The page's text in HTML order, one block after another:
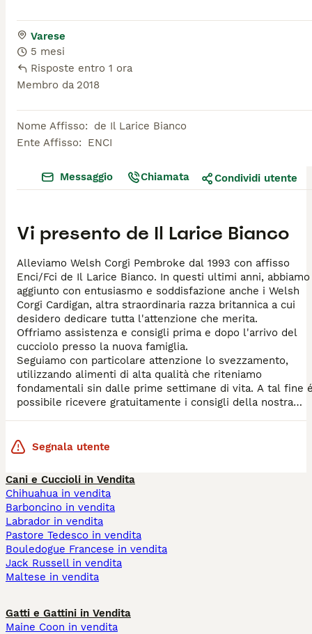
Varese
5 mesi
Risposte entro 1 ora
Membro da 2018
Nome Affisso:
de Il Larice Bianco
Ente Affisso: ENCI
Vi presento de Il Larice Bianco
Messaggio Chiamata Condividi utente
Alleviamo Welsh Corgi Pembroke dal 1993 con affisso
Enci/Fci de Il Larice Bianco. In questi ultimi anni, abbiamo
aggiunto con entusiasmo e soddisfazione anche i Welsh
Corgi Cardigan, altra straordinaria razza britannica a cui
desidero dedicare tutta l'attenzione che merita.
Offriamo assistenza e consigli prima e dopo l'arrivo del
cucciolo presso la nuova famiglia.
Seguiamo con particolare attenzione lo svezzamento,
utilizzando alimenti di alta qualità che riteniamo
fondamentali sin dalle prime settimane di vita. A tal fine
possibile ricevere gratuitamente i consigli della nostra
Segnala utente
Cani e Cuccioli in Vendita
Chihuahua in vendita
Barboncino in vendita
Labrador in vendita
Pastore Tedesco in vendita
Bouledogue Francese in vendita
Jack Russell in vendita
Maltese in vendita
Gatti e Gattini in Vendita
Maine Coon in vendita